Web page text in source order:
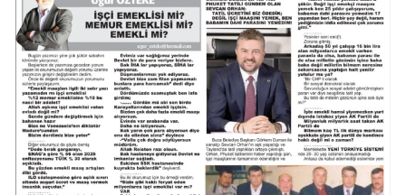
Nevşehir
Niğde
Ordu
Rize
Sakarya